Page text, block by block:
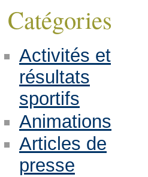
Catégories
Activités et
résultats
sportifs
Animations
Articles de
presse